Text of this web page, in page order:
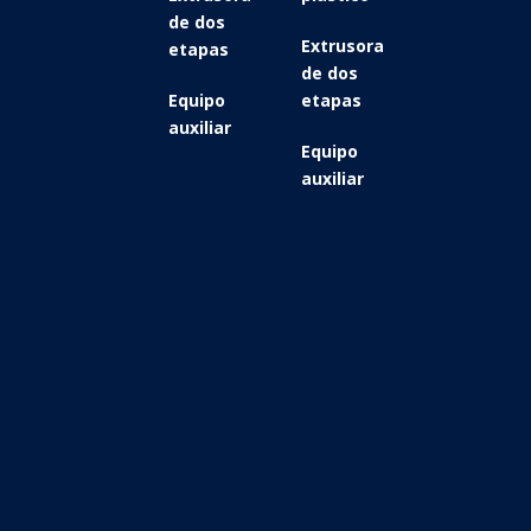
de dos
etapas
Equipo
auxiliar
Extrusora
de dos
etapas
Equipo
auxiliar